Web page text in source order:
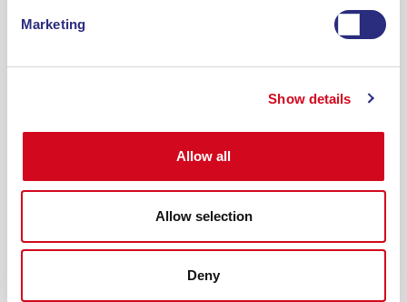
Marketing
Show details
Allow all
Allow selection
Deny
ricerca selezionati
RITORNO
Nessuna soluzione di viaggio disponibile per i criteri di